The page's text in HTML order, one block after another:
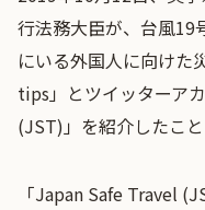
行法務大臣が、台風19
にいる外国人に向けた
tips」とツイッターア
(JST)」を紹介したこと
「Japan Safe Travel